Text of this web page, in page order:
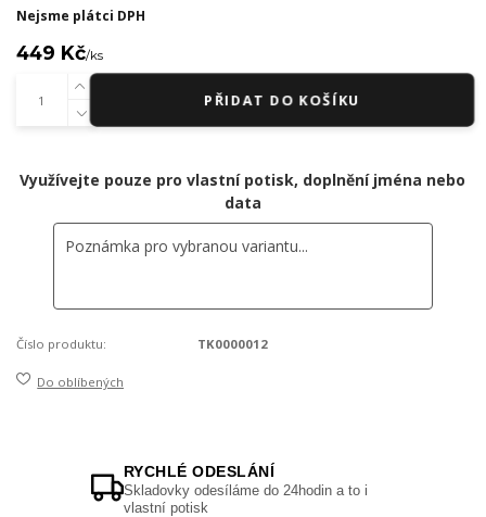
Nejsme plátci DPH
449 Kč/ks
PŘIDAT DO KOŠÍKU
Využívejte pouze pro vlastní potisk, doplnění jména nebo
data
Číslo produktu: TK0000012
Do oblíbených
RYCHLÉ ODESLÁNÍ
Skladovky odesíláme do 24hodin a to i
vlastní potisk